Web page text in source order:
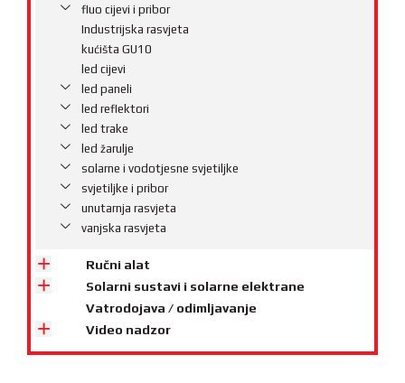
fluo cijevi i pribor
Industrijska rasvjeta
kućišta GU10
led cijevi
led paneli
led reflektori
led trake
led žarulje
solarne i vodotjesne svjetiljke
svjetiljke i pribor
unutarnja rasvjeta
vanjska rasvjeta
Ručni alat
Solarni sustavi i solarne elektrane
Vatrodojava / odimljavanje
Video nadzor